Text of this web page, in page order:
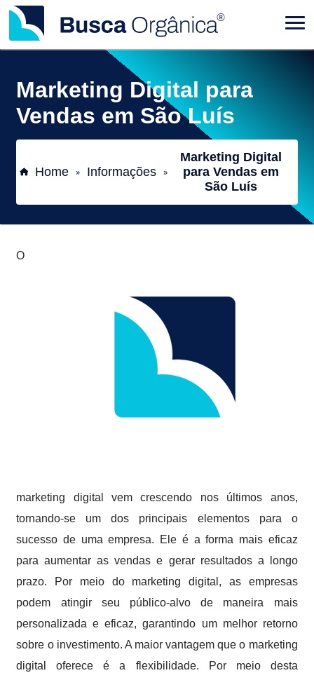
Marketing Digital para
Vendas em São Luís
Home » Informações »
Marketing Digital
para Vendas em
São Luís
O
marketing digital vem crescendo nos últimos anos,
tornando-se um dos principais elementos para o
sucesso de uma empresa. Ele é a forma mais eficaz
para aumentar as vendas e gerar resultados a longo
prazo. Por meio do marketing digital, as empresas
podem atingir seu público-alvo de maneira mais
personalizada e eficaz, garantindo um melhor retorno
sobre o investimento. A maior vantagem que o marketing
digital oferece é a flexibilidade. Por meio desta